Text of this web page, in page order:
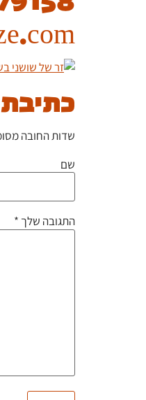
שדות החובה
שם
התגובה שלך *